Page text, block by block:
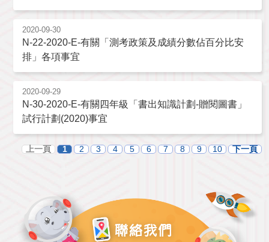
2020-09-30
N-22-2020-E-有關「測考政策及成績分數佔百分比安
排」各項事宜
2020-09-29
N-30-2020-E-有關四年級「書出知識計劃-贈閱圖書」
試行計劃(2020)事宜
上一頁 1 2 3 4 5 6 7 8 9 10 下一頁